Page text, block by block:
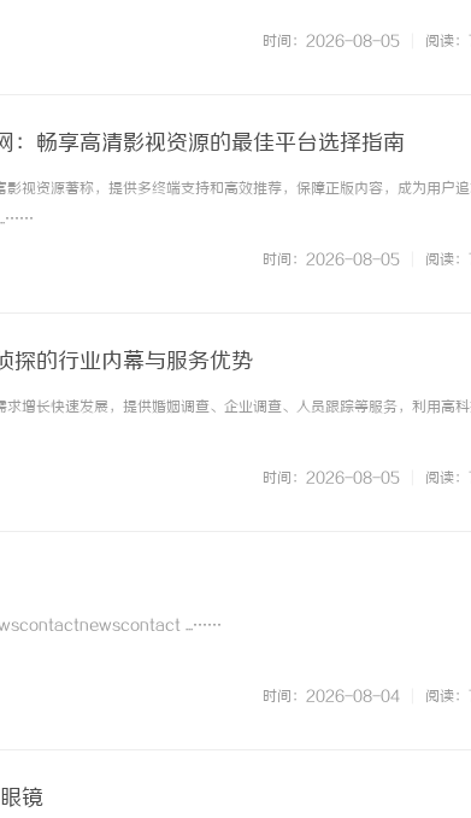
时间：2026-08-05 阅读
：畅享高清影视资源的最佳平台选择指南
视资源著称，提供多终端支持和高效推荐，保障正版内容，成为用户
...……
时间：2026-08-05 阅读
探的行业内幕与服务优势
求增长快速发展，提供婚姻调查、企业调查、人员跟踪等服务，利用高
时间：2026-08-05 阅读
...……
时间：2026-08-04 阅读
镜
台